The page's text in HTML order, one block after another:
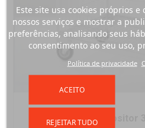
Carro expositor
Este site usa cookies próprios
nossos serviços e mostrar a
preferências, analisando seus
consentimento ao seu uso,
Política de privacidade
REJEITAR TUDO
ACEITO